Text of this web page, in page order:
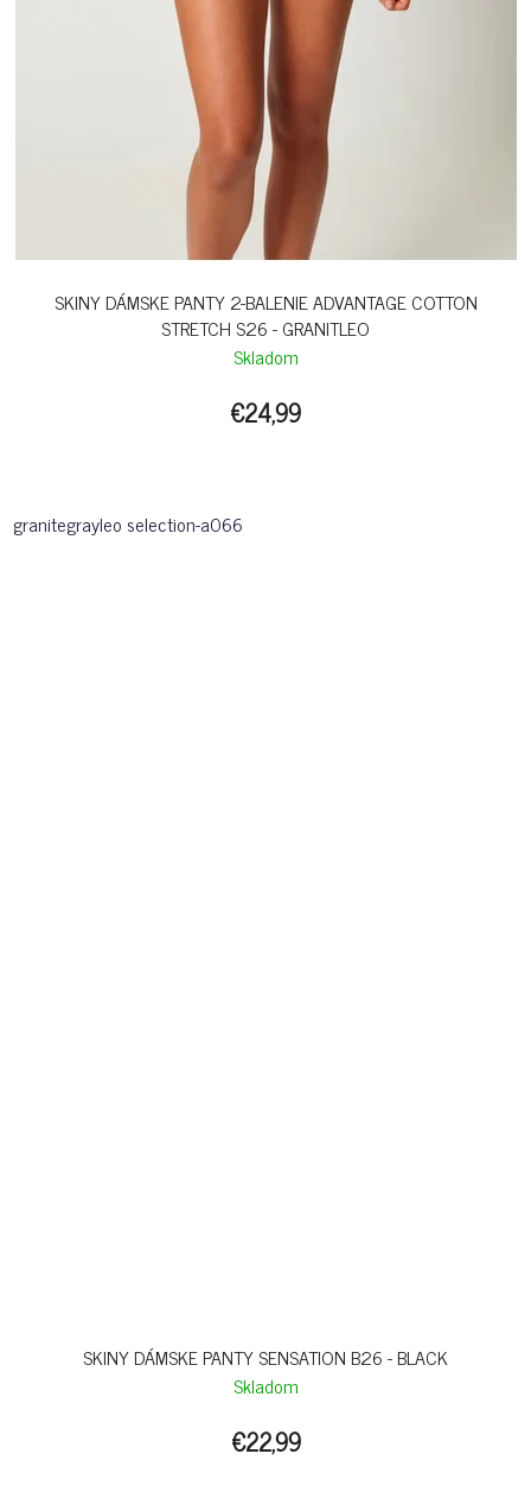
SKINY DÁMSKE PANTY 2-BALENIE ADVANTAGE COTTON
STRETCH S26 - GRANITLEO
Skladom
€24,99
granitegrayleo selection-a066
SKINY DÁMSKE PANTY SENSATION B26 - BLACK
Skladom
€22,99